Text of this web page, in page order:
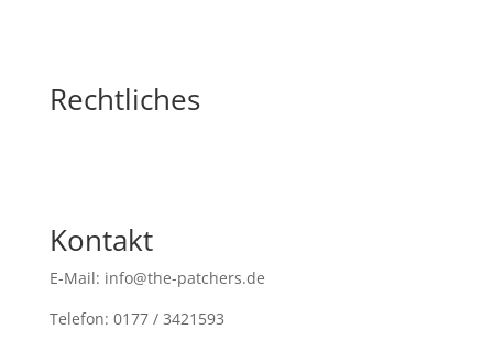
Rechtliches
Kontakt
E-Mail: info@the-patchers.de
Telefon: 0177 / 3421593